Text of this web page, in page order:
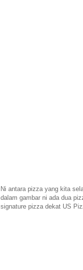
Ni antara pizza yang kita
dalam gambar ni ada dua
signature pizza dekat US